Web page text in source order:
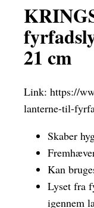
21 cm
Link: https://
lanterne-til-
Skaber
Kan
Lyset fra
igennem